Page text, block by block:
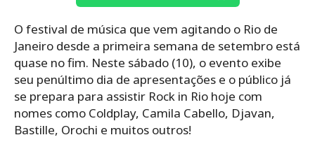
O festival de música que vem agitando o Rio de
Janeiro desde a primeira semana de setembro está
quase no fim. Neste sábado (10), o evento exibe
seu penúltimo dia de apresentações e o público já
se prepara para assistir Rock in Rio hoje com
nomes como Coldplay, Camila Cabello, Djavan,
Bastille, Orochi e muitos outros!